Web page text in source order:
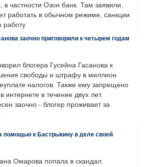
в частности Озон банк. Там заявили,
работать в обычном режиме, санкции
работу.
заочно приговорили к четырем годам
блогера Гусейна Гасанова к
свободы и штрафу в миллион
налогов. Также ему запрещено
интернете в течение двух лет.
заочно - блогер проживает за
помощью к Бастрыкину в деле своей
Омарова попала в скандал.